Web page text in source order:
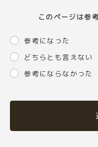
このページは参
参考になった
どちらとも言えない
参考にならなかった